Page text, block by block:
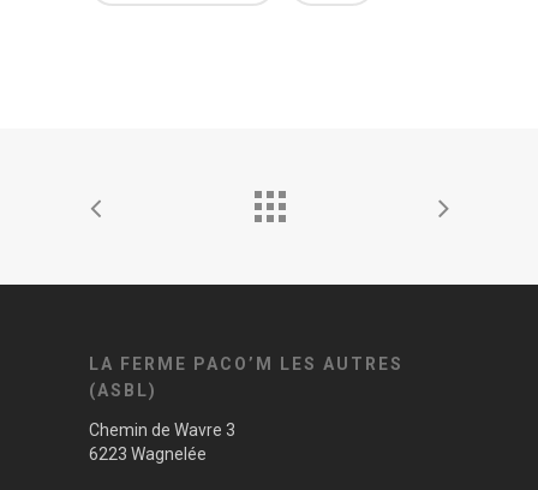
LA FERME PACO’M LES AUTRES
(ASBL)
Chemin de Wavre 3
6223 Wagnelée